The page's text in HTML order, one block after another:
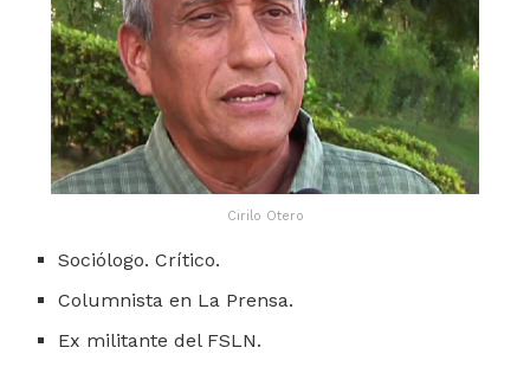
Cirilo Otero
Sociólogo. Crítico.
Columnista en La Prensa.
Ex militante del FSLN.